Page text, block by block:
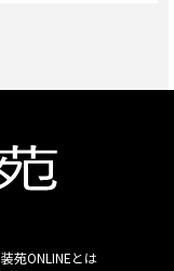
装苑ONLINEとは